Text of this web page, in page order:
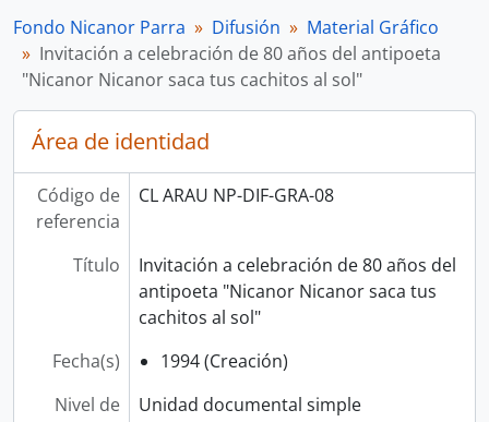
Fondo Nicanor Parra Difusión
Material Gráfico
Invitación a celebración de 80 años del antipoeta
"Nicanor Nicanor saca tus cachitos al sol"
Área de identidad
Código de
referencia
CL ARAU NP-DIF-GRA-08
Título
Invitación a celebración de 80 años del
antipoeta "Nicanor Nicanor saca tus
cachitos al sol"
Fecha(s)
1994 (Creación)
Nivel de
Unidad documental simple